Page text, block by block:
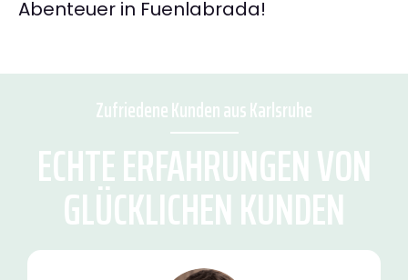
Abenteuer in Fuenlabrada!
Zufriedene Kunden aus Karlsruhe
ECHTE ERFAHRUNGEN VON
GLÜCKLICHEN KUNDEN